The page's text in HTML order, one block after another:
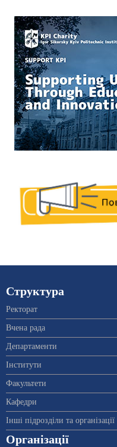
Структура
Ректорат
Вчена рада
Департаменти
Інститути
Факультети
Кафедри
Інші підрозділи та організації
Організації